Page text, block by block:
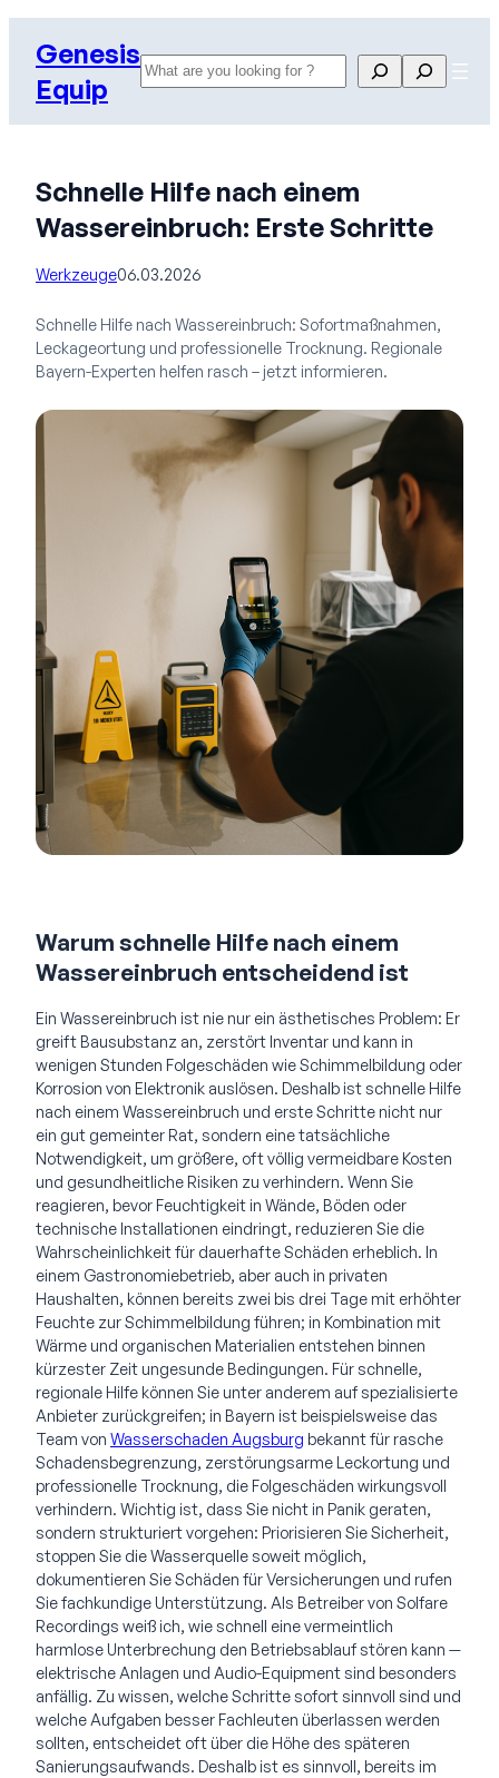
InhaltGenesis
Equip
Search Search
Schnelle Hilfe nach einem
Wassereinbruch: Erste Schritte
Werkzeuge06.03.2026
Schnelle Hilfe nach Wassereinbruch: Sofortmaßnahmen,
Leckageortung und professionelle Trocknung. Regionale
Bayern-Experten helfen rasch – jetzt informieren.
Warum schnelle Hilfe nach einem
Wassereinbruch entscheidend ist
Ein Wassereinbruch ist nie nur ein ästhetisches Problem: Er
greift Bausubstanz an, zerstört Inventar und kann in
wenigen Stunden Folgeschäden wie Schimmelbildung oder
Korrosion von Elektronik auslösen. Deshalb ist schnelle Hilfe
nach einem Wassereinbruch und erste Schritte nicht nur
ein gut gemeinter Rat, sondern eine tatsächliche
Notwendigkeit, um größere, oft völlig vermeidbare Kosten
und gesundheitliche Risiken zu verhindern. Wenn Sie
reagieren, bevor Feuchtigkeit in Wände, Böden oder
technische Installationen eindringt, reduzieren Sie die
Wahrscheinlichkeit für dauerhafte Schäden erheblich. In
einem Gastronomiebetrieb, aber auch in privaten
Haushalten, können bereits zwei bis drei Tage mit erhöhter
Feuchte zur Schimmelbildung führen; in Kombination mit
Wärme und organischen Materialien entstehen binnen
kürzester Zeit ungesunde Bedingungen. Für schnelle,
regionale Hilfe können Sie unter anderem auf spezialisierte
Anbieter zurückgreifen; in Bayern ist beispielsweise das
Team von Wasserschaden Augsburg bekannt für rasche
Schadensbegrenzung, zerstörungsarme Leckortung und
professionelle Trocknung, die Folgeschäden wirkungsvoll
verhindern. Wichtig ist, dass Sie nicht in Panik geraten,
sondern strukturiert vorgehen: Priorisieren Sie Sicherheit,
stoppen Sie die Wasserquelle soweit möglich,
dokumentieren Sie Schäden für Versicherungen und rufen
Sie fachkundige Unterstützung. Als Betreiber von Solfare
Recordings weiß ich, wie schnell eine vermeintlich
harmlose Unterbrechung den Betriebsablauf stören kann —
elektrische Anlagen und Audio-Equipment sind besonders
anfällig. Zu wissen, welche Schritte sofort sinnvoll sind und
welche Aufgaben besser Fachleuten überlassen werden
sollten, entscheidet oft über die Höhe des späteren
Sanierungsaufwands. Deshalb ist es sinnvoll, bereits im